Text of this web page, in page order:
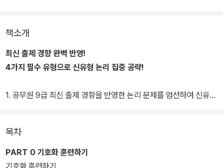
책소개
최신 출제 경향 완벽 반영!
4가지 필수 유형으로 신유형 논리 집중 공략!
1. 공무원 9급 최신 출제 경향을 반영한 논리 문제를 엄선하여 신유형
3. 선생님이 알려주는 [민숙쌤의 논리 비법]으로 어려운 문제도 쉽게
풀 수 있습니다.
4. 상세한 해설을 통해 논리 실력을 완성할 수 있습니다.
목차
PART 0 기호화 훈련하기